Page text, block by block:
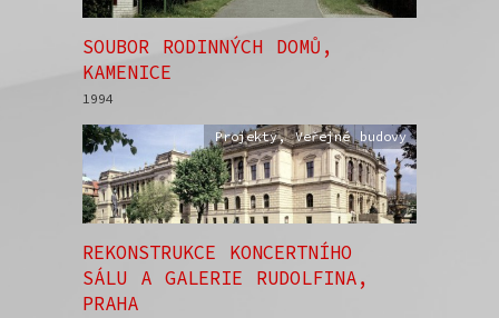
SOUBOR RODINNÝCH DOMŮ,
KAMENICE
1994
REKONSTRUKCE KONCERTNÍHO
SÁLU A GALERIE RUDOLFINA,
PRAHA
Projekty,Veřejné budovy